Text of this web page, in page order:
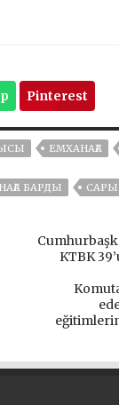
Pinterest
ЕМХАНАҒА
БАРДЫ
KTBK